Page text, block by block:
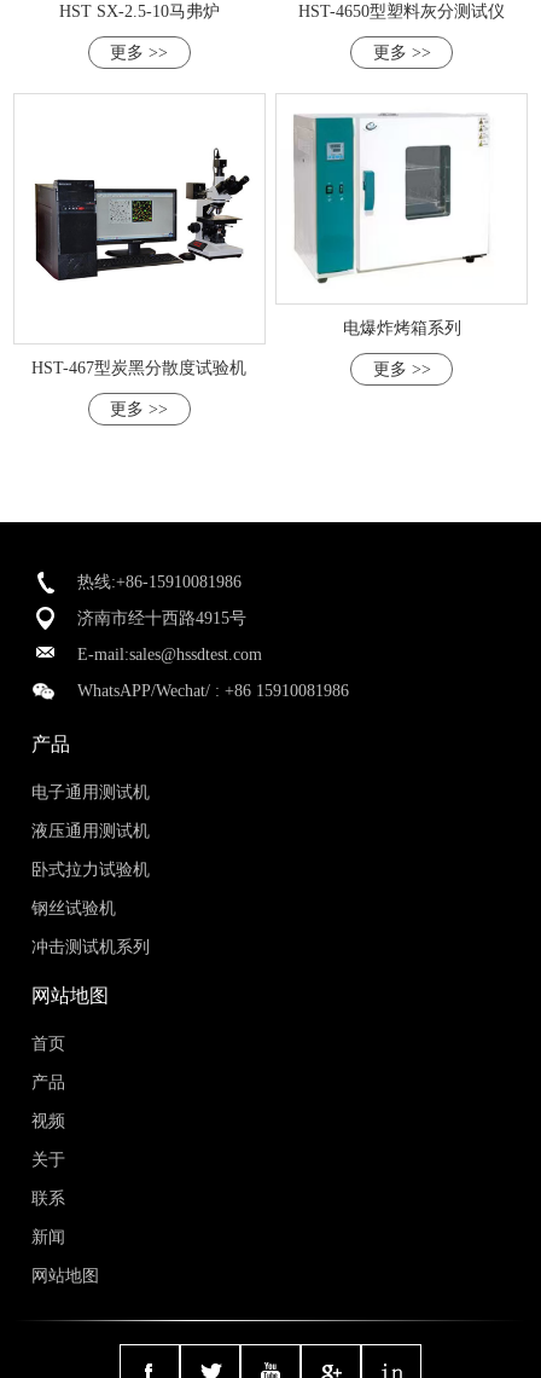
HST SX-2.5-10马弗炉
更多 >>
HST-4650型塑料灰分测试仪
更多 >>
HST-467型炭黑分散度试验机
更多 >>
电爆炸烤箱系列
更多 >>
热线:+86-15910081986
济南市经十西路4915号
E-mail:sales@hssdtest.com
WhatsAPP/Wechat/ :+86 15910081986
产品
电子通用测试机
液压通用测试机
卧式拉力试验机
钢丝试验机
冲击测试机系列
网站地图
首页
产品
视频
关于
联系
新闻
网站地图